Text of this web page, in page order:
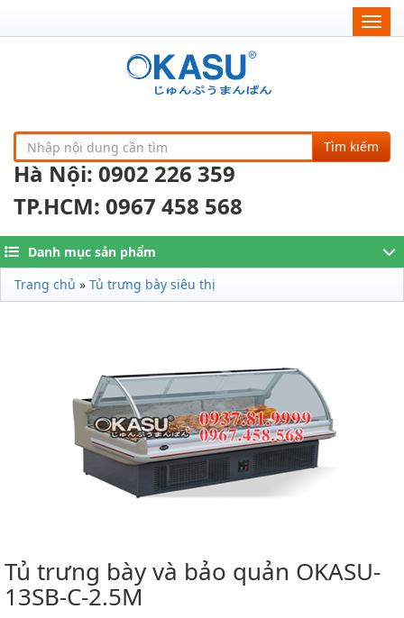
Tìm kiếm
Hà Nội: 0902 226 359
TP.HCM: 0967 458 568
Danh mục sản phẩm
Trang chủ » Tủ trưng bày siêu thị
Tủ trưng bày và bảo quản OKASU-
13SB-C-2.5M